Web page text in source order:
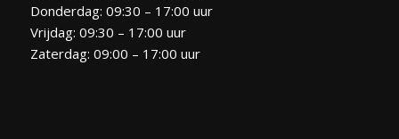
Donderdag: 09:30 – 17:00 uur
Vrijdag: 09:30 – 17:00 uur
Zaterdag: 09:00 – 17:00 uur